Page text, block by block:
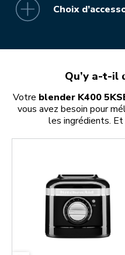
Choix
Qu’y a-t-il
Votre blender K400
vous avez besoin pour
les ingrédients. Et